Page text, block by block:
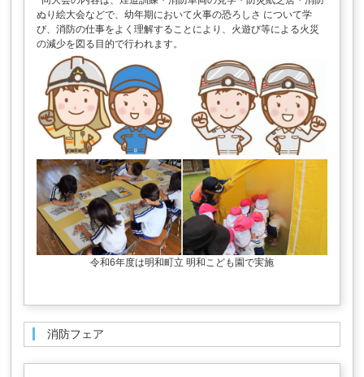
ぬり絵大会などで、幼年期において火事の恐ろしさ について学
び、消防の仕事をよく理解することにより、火遊び等による火災
の減少を図る目的で行われます。
令和6年度は明和町立 明和こども園で実施
消防フェア